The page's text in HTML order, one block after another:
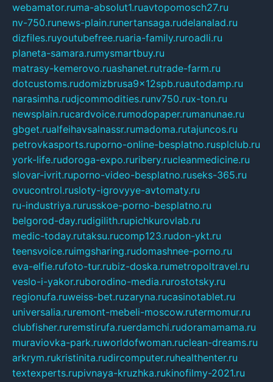
webamator.ruma-absolut1.ruavtopomosch27.ru
nv-750.runews-plain.runertansaga.rudelanalad.ru
dizfiles.ruyoutubefree.ruaria-family.ruroadli.ru
planeta-samara.rumysmartbuy.ru
matrasy-kemerovo.ruashanet.rutrade-farm.ru
dotcustoms.rudomizbrusa9x12spb.ruautodamp.ru
narasimha.rudjcommodities.runv750.rux-ton.ru
newsplain.rucardvoice.rumodopaper.rumanunae.ru
gbget.rualfeihavsalnassr.rumadoma.rutajuncos.ru
petrovkasports.ruporno-online-besplatno.rusplclub.ru
york-life.rudoroga-expo.ruribery.rucleanmedicine.ru
slovar-ivrit.ruporno-video-besplatno.ruseks-365.ru
ovucontrol.rusloty-igrovyye-avtomaty.ru
ru-industriya.rurusskoe-porno-besplatno.ru
belgorod-day.rudigilith.rupichkurovlab.ru
medic-today.rutaksu.rucomp123.rudon-ykt.ru
teensvoice.ruimgsharing.rudomashnee-porno.ru
eva-elfie.rufoto-tur.rubiz-doska.rumetropoltravel.ru
veslo-i-yakor.ruborodino-media.rurostotsky.ru
regionufa.ruweiss-bet.ruzaryna.rucasinotablet.ru
universalia.ruremont-mebeli-moscow.rutermomur.ru
clubfisher.ruremstirufa.ruerdamchi.rudoramamama.ru
muraviovka-park.ruworldofwoman.ruclean-dreams.ru
arkrym.rukristinita.rudircomputer.ruhealthenter.ru
textexperts.rupivnaya-kruzhka.rukinofilmy-2021.ru